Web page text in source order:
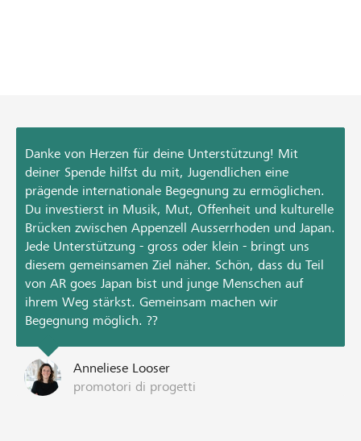
Danke von Herzen für deine Unterstützung! Mit
deiner Spende hilfst du mit, Jugendlichen eine
prägende internationale Begegnung zu ermöglichen.
Du investierst in Musik, Mut, Offenheit und kulturelle
Brücken zwischen Appenzell Ausserrhoden und Japan.
Jede Unterstützung - gross oder klein - bringt uns
diesem gemeinsamen Ziel näher. Schön, dass du Teil
von AR goes Japan bist und junge Menschen auf
ihrem Weg stärkst. Gemeinsam machen wir
Begegnung möglich. ??
Anneliese Looser
promotori di progetti